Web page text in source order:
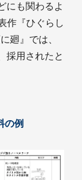
にも関わるよ
作『ひぐらし
廻』では、
採用されたと
の例